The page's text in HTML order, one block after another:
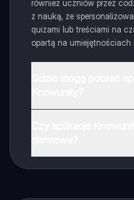
również uczniów przez
z nauką, ze
quizami lub treściami na
opartą na umiejętnościach